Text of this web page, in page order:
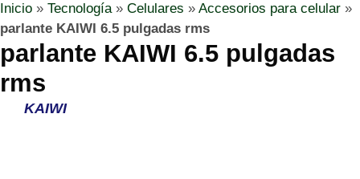
Inicio » Tecnología» Celulares » Accesorios para celular »
parlante KAIWI 6.5 pulgadas rms
parlante KAIWI 6.5 pulgadas
rms
KAIWI